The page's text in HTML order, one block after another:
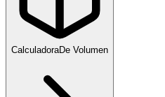
CalculadoraDe Volumen